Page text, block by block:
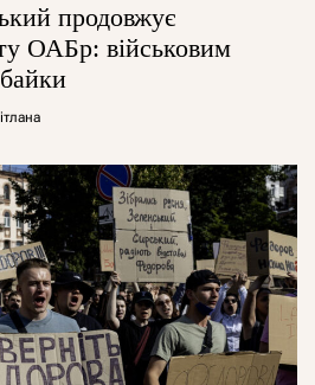
продовжує
ОАБр: військовим